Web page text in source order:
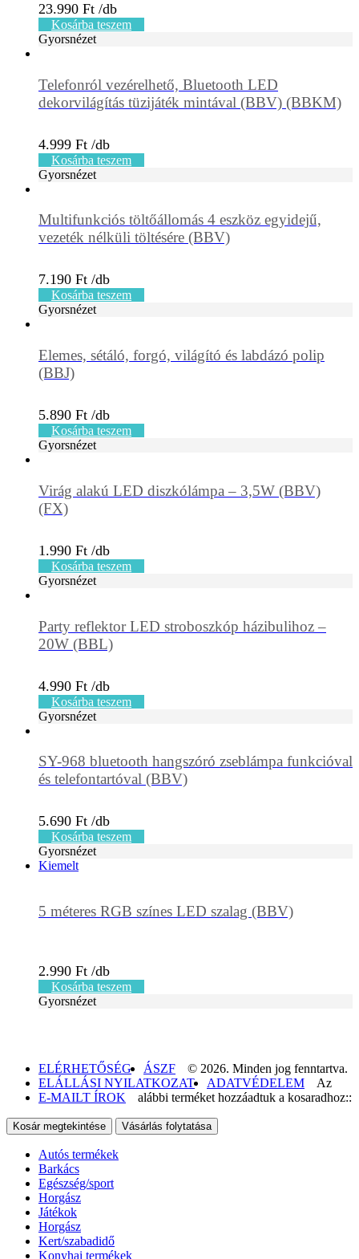
23.990 Ft
Kosárba teszem
Gyorsnézet
Telefonról vezérelhető, Bluetooth LED
dekorvilágítás tüzijáték mintával (BBV) (BBKM)
4.999 Ft
Kosárba teszem
Gyorsnézet
Multifunkciós töltőállomás 4 eszköz egyidejű,
vezeték nélküli töltésére (BBV)
7.190 Ft
Kosárba teszem
Gyorsnézet
Elemes, sétáló, forgó, világító és labdázó polip
(BBJ)
5.890 Ft
Kosárba teszem
Gyorsnézet
Virág alakú LED diszkólámpa – 3,5W (BBV)
(FX)
1.990 Ft
Kosárba teszem
Gyorsnézet
Party reflektor LED stroboszkóp házibulihoz –
20W (BBL)
4.990 Ft
Kosárba teszem
Gyorsnézet
SY-968 bluetooth hangszóró zseblámpa funkcióval
és telefontartóval (BBV)
5.690 Ft
Kosárba teszem
Gyorsnézet
Kiemelt
5 méteres RGB színes LED szalag (BBV)
2.990 Ft
Kosárba teszem
Gyorsnézet
ELÉRHETŐSÉG
ÁSZF
ELÁLLÁSI NYILATKOZAT
ADATVÉDELEM
E-MAILT ÍROK
© 2026. Minden jog fenntartva.
Az
alábbi terméket hozzáadtuk a kosaradhoz::
Kosár megtekintése Vásárlás folytatása
Autós termékek
Barkács
Egészség/sport
Horgász
Játékok
Horgász
Kert/szabadidő
Konyhai termékek